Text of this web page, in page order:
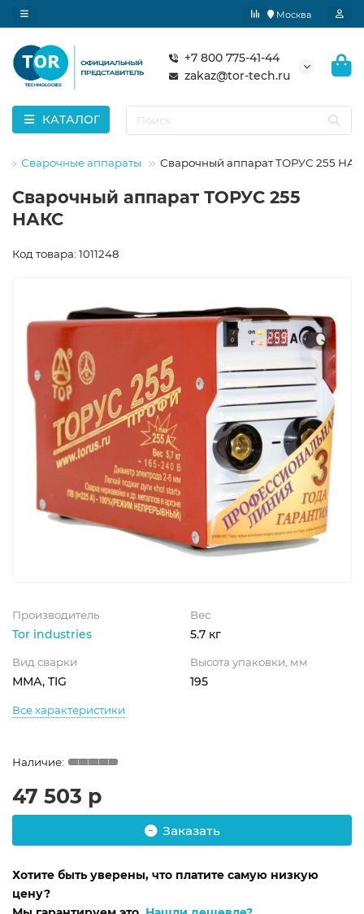
Москва
+7 800 775-41-44
zakaz@tor-tech.ru
КАТАЛОГ
Сварочные аппараты Сварочный аппарат ТОРУС 255
Сварочный аппарат ТОРУС 255
НАКС
Код товара: 1011248
Производитель
Tor industries
Вес
5.7 кг
Вид сварки
ММА, TIG
Высота упаковки, мм
195
Все характеристики
47 503 р
Заказать
Хотите быть уверены, что платите самую низкую
цену?